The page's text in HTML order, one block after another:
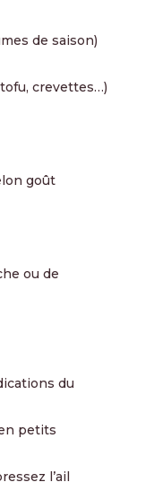
de saison)
crevettes…)
goût
ou de
du
petits
l’ail